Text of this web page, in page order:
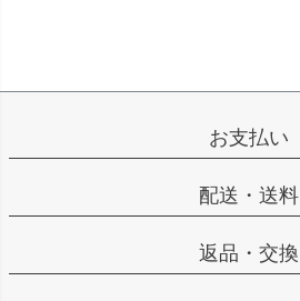
お支払い
配送・送料
返品・交換